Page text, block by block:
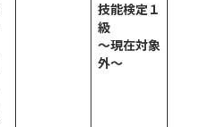
技能検定１
級
～現在対象
外～